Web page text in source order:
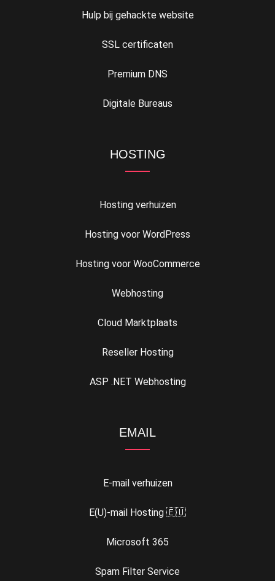
Hulp bij gehackte website
SSL certificaten
Premium DNS
Digitale Bureaus
HOSTING
Hosting verhuizen
Hosting voor WordPress
Hosting voor WooCommerce
Webhosting
Cloud Marktplaats
Reseller Hosting
ASP .NET Webhosting
EMAIL
E-mail verhuizen
E(U)-mail Hosting 🇪🇺
Microsoft 365
Spam Filter Service